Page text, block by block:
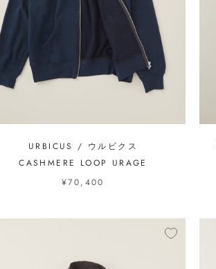
URBICUS / ウルビクス
CASHMERE LOOP URAGE
¥70,400